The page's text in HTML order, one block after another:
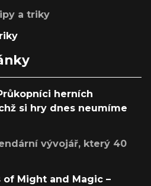
a triky
herních
si hry dnes neumíme
vývojář, který 40
of Might and Magic –